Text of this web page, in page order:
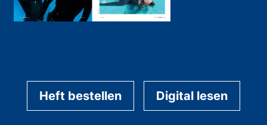
Heft bestellen Digital lesen